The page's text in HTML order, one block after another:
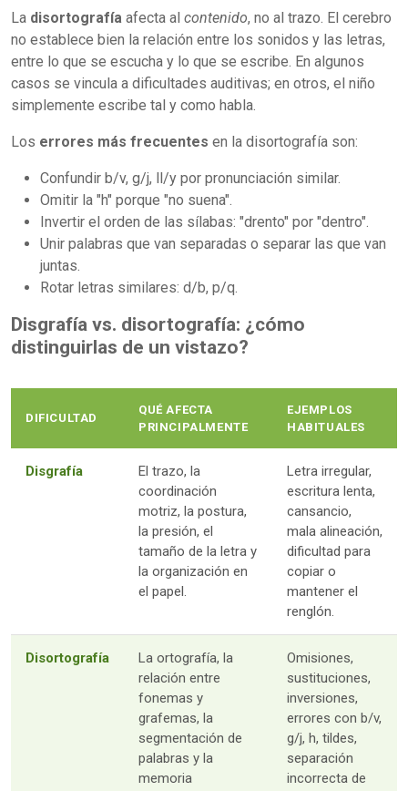
La disortografía afecta al contenido, no al trazo. El cerebro
no establece bien la relación entre los sonidos y las letras,
entre lo que se escucha y lo que se escribe. En algunos
casos se vincula a dificultades auditivas; en otros, el niño
simplemente escribe tal y como habla.
Los errores más frecuentes en la disortografía son:
Confundir b/v, g/j, ll/y por pronunciación similar.
Omitir la "h" porque "no suena".
Invertir el orden de las sílabas: "drento" por "dentro".
Unir palabras que van separadas o separar las que van
juntas.
Rotar letras similares: d/b, p/q.
Disgrafía vs. disortografía: ¿cómo
distinguirlas de un vistazo?
DIFICULTAD
QUÉ AFECTA
PRINCIPALMENTE
EJEMPLOS
HABITUALES
Disgrafía
El trazo, la
coordinación
motriz, la postura,
la presión, el
tamaño de la letra y
la organización en
el papel.
Letra irregular,
escritura lenta,
cansancio,
mala alineación,
dificultad para
copiar o
mantener el
renglón.
Disortografía
La ortografía, la
relación entre
fonemas y
grafemas, la
segmentación de
palabras y la
memoria
Omisiones,
sustituciones,
inversiones,
errores con b/v,
g/j, h, tildes,
separación
incorrecta de